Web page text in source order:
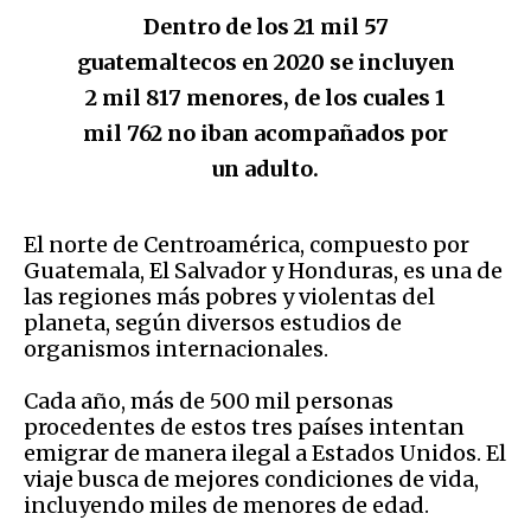
Dentro de los 21 mil 57
guatemaltecos en 2020 se incluyen
2 mil 817 menores, de los cuales 1
mil 762 no iban acompañados por
un adulto.
El norte de Centroamérica, compuesto por
Guatemala, El Salvador y Honduras, es una de
las regiones más pobres y violentas del
planeta, según diversos estudios de
organismos internacionales.
Cada año, más de 500 mil personas
procedentes de estos tres países intentan
emigrar de manera ilegal a Estados Unidos. El
viaje busca de mejores condiciones de vida,
incluyendo miles de menores de edad.